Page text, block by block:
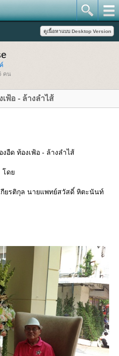
คน
ฟ้อ - ล้างลำไส้
อืด ท้องเฟ้อ - ล้างลำไส้
ด
ยรติกุล นายแพทย์สวัสดิ์ หิตะนันท์